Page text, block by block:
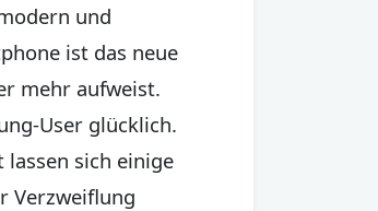
und
ist das neue
mehr aufweist.
User glücklich.
sich einige
Verzweiflung